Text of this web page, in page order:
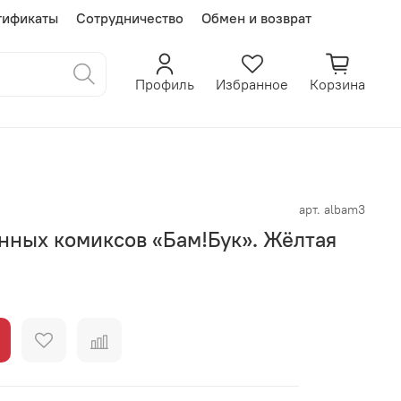
Сотрудничество Обмен и возврат
Профиль Избранное Корзина
арт. albam3
комиксов «Бам!Бук». Жёлтая